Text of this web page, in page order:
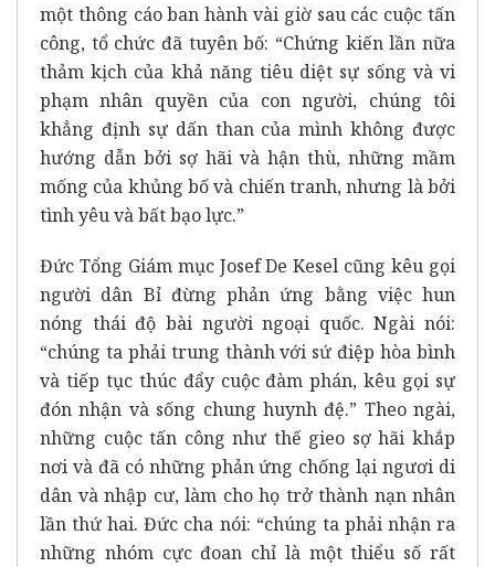
một thông cáo ban hành vài giờ sau các cuộc tấn
công, tổ chức đã tuyên bố: “Chứng kiến lần nữa
thảm kịch của khả năng tiêu diệt sự sống và vi
phạm nhân quyền của con người, chúng tôi
khẳng định sự dấn than của mình không được
hướng dẫn bởi sợ hãi và hận thù, những mầm
mống của khủng bố và chiến tranh, nhưng là bởi
tình yêu và bất bạo lực.”
Đức Tổng Giám mục Josef De Kesel cũng kêu gọi
người dân Bỉ đừng phản ứng bằng việc hun
nóng thái độ bài người ngoại quốc. Ngài nói:
“chúng ta phải trung thành với sứ điệp hòa bình
và tiếp tục thúc đẩy cuộc đàm phán, kêu gọi sự
đón nhận và sống chung huynh đệ.” Theo ngài,
những cuộc tấn công như thế gieo sợ hãi khắp
nơi và đã có những phản ứng chống lại ngươi di
dân và nhập cư, làm cho họ trở thành nạn nhân
lần thứ hai. Đức cha nói: “chúng ta phải nhận ra
những nhóm cực đoan chỉ là một thiểu số rất